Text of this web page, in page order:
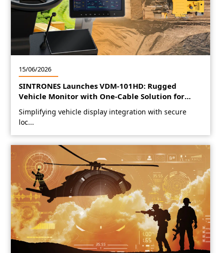
15/06/2026
SINTRONES Launches VDM-101HD: Rugged
Vehicle Monitor with One-Cable Solution for
Simplifying vehicle display integration with secure
loc...